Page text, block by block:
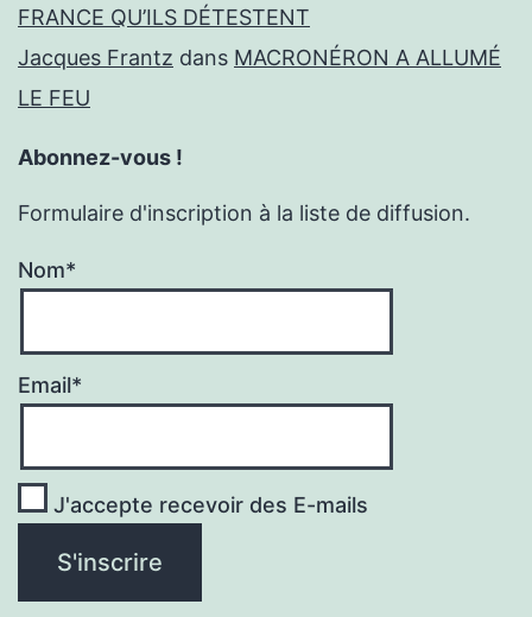
FRANCE QU’ILS DÉTESTENT
Jacques Frantz dans MACRONÉRON A ALLUMÉ
LE FEU
Abonnez-vous !
Formulaire d'inscription à la liste de diffusion.
Nom*
Email*
J'accepte recevoir des E-mails